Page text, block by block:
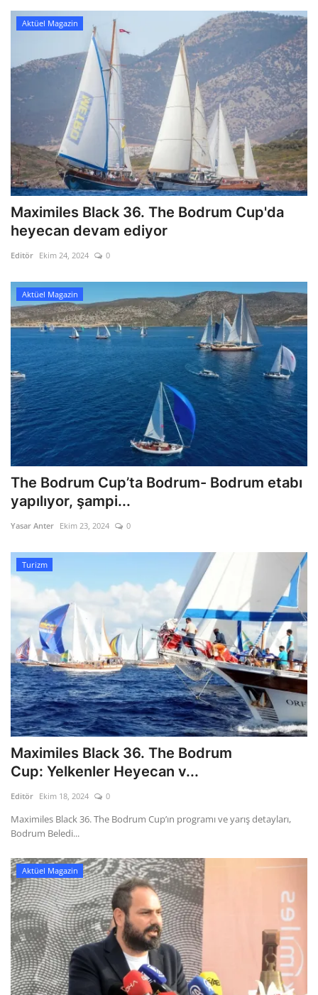
Aktüel Magazin
Maximiles Black 36. The Bodrum Cup'da
heyecan devam ediyor
Editör Ekim 24, 2024 0
Aktüel Magazin
The Bodrum Cup’ta Bodrum- Bodrum etabı
yapılıyor, şampi...
Yasar Anter Ekim 23, 2024 0
Turizm
Maximiles Black 36. The Bodrum
Cup: Yelkenler Heyecan v...
Editör Ekim 18, 2024 0
Maximiles Black 36. The Bodrum Cup’ın programı ve yarış detayları,
Bodrum Beledi...
Aktüel Magazin